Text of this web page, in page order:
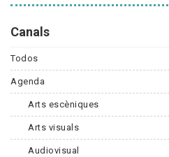
Canals
Todos
Agenda
Arts escèniques
Arts visuals
Audiovisual